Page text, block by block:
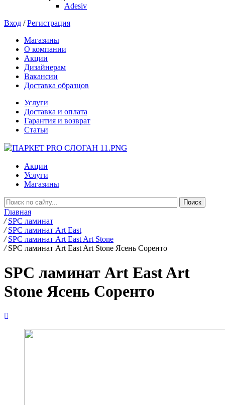
Adesiv
Вход /Регистрация
Магазины
О компании
Акции
Дизайнерам
Вакансии
Доставка образцов
Услуги
Доставка и оплата
Гарантия и возврат
Статьи
Акции
Услуги
Магазины
Главная
/ SPC ламинат
/ SPC ламинат Art East
/ SPC ламинат Art East Art Stone
/ SPC ламинат Art East Art Stone Ясень Соренто
SPC ламинат Art East Art
Stone Ясень Соренто